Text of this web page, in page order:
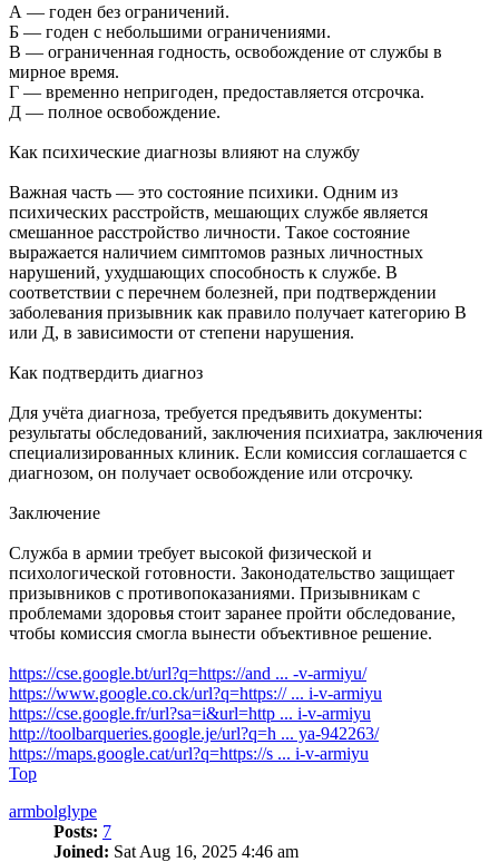
А — годен без ограничений.
Б — годен с небольшими ограничениями.
В — ограниченная годность, освобождение от службы в
мирное время.
Г — временно непригоден, предоставляется отсрочка.
Д — полное освобождение.
Как психические диагнозы влияют на службу
Важная часть — это состояние психики. Одним из
психических расстройств, мешающих службе является
смешанное расстройство личности. Такое состояние
выражается наличием симптомов разных личностных
нарушений, ухудшающих способность к службе. В
соответствии с перечнем болезней, при подтверждении
заболевания призывник как правило получает категорию В
или Д, в зависимости от степени нарушения.
Как подтвердить диагноз
Для учёта диагноза, требуется предъявить документы:
результаты обследований, заключения психиатра, заключения
специализированных клиник. Если комиссия соглашается с
диагнозом, он получает освобождение или отсрочку.
Заключение
Служба в армии требует высокой физической и
психологической готовности. Законодательство защищает
призывников с противопоказаниями. Призывникам с
проблемами здоровья стоит заранее пройти обследование,
чтобы комиссия смогла вынести объективное решение.
https://cse.google.bt/url?q=https://and ... -v-armiyu/
https://www.google.co.ck/url?q=https:// ... i-v-armiyu
https://cse.google.fr/url?sa=i&url=http ... i-v-armiyu
http://toolbarqueries.google.je/url?q=h ... ya-942263/
https://maps.google.cat/url?q=https://s ... i-v-armiyu
Top
armbolglype
Posts: 7
Joined: Sat Aug 16, 2025 4:46 am